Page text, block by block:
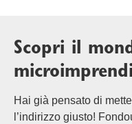
Scopri il
Hai già pensato di
l’indirizzo giusto!